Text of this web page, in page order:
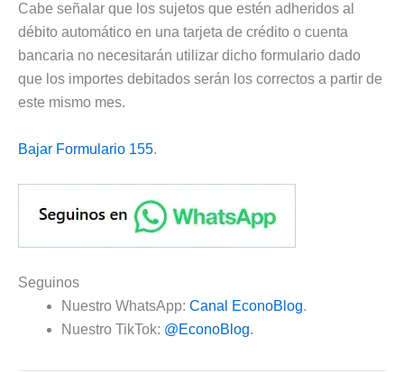
Cabe señalar que los sujetos que estén adheridos al
débito automático en una tarjeta de crédito o cuenta
bancaria no necesitarán utilizar dicho formulario dado
que los importes debitados serán los correctos a partir de
este mismo mes.
Bajar Formulario 155.
Seguinos
Nuestro WhatsApp: Canal EconoBlog.
Nuestro TikTok: @EconoBlog.